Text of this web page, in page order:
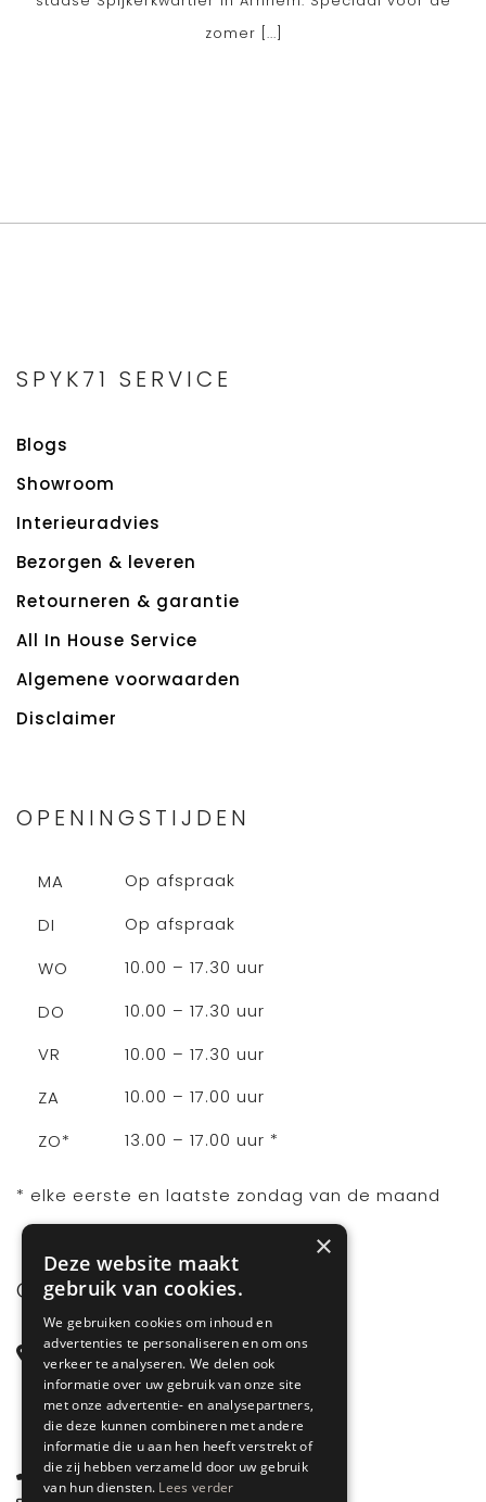
zomer [...]
SPYK71 SERVICE
Blogs
Showroom
Interieuradvies
Bezorgen & leveren
Retourneren & garantie
All In House Service
Algemene voorwaarden
Disclaimer
OPENINGSTIJDEN
MA
Op afspraak
DI
Op afspraak
WO
10.00 – 17.30 uur
DO
10.00 – 17.30 uur
VR
10.00 – 17.30 uur
ZA
10.00 – 17.00 uur
ZO*
13.00 – 17.00 uur *
* elke eerste en laatste zondag van de maand
CONTACT
Steenstraat 71
6828 CD Arnhem
Gelderland
085 877 0704
×
Deze website maakt
gebruik van cookies.
We gebruiken cookies om inhoud en
advertenties te personaliseren en om ons
verkeer te analyseren. We delen ook
informatie over uw gebruik van onze site
met onze advertentie- en analysepartners,
die deze kunnen combineren met andere
informatie die u aan hen heeft verstrekt of
die zij hebben verzameld door uw gebruik
van hun diensten. Lees verder